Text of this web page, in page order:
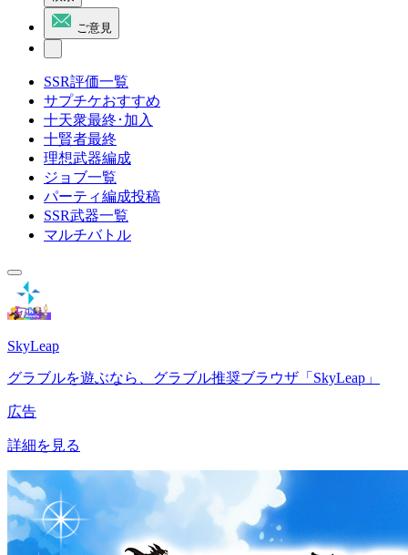
ご意見
SSR評価一覧
サプチケおすすめ
十天衆最終･加入
十賢者最終
理想武器編成
ジョブ一覧
パーティ編成投稿
SSR武器一覧
マルチバトル
SkyLeap
グラブルを遊ぶなら、グラブル推奨ブラウザ「SkyLeap」
広告
詳細を見る